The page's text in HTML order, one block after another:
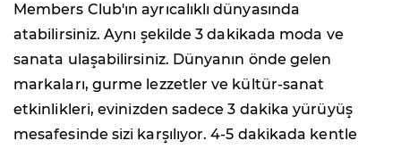
Members Club'ın ayrıcalıklı dünyasında
atabilirsiniz. Aynı şekilde 3 dakikada moda ve
sanata ulaşabilirsiniz. Dünyanın önde gelen
markaları, gurme lezzetler ve kültür-sanat
etkinlikleri, evinizden sadece 3 dakika yürüyüş
mesafesinde sizi karşılıyor. 4-5 dakikada kentle